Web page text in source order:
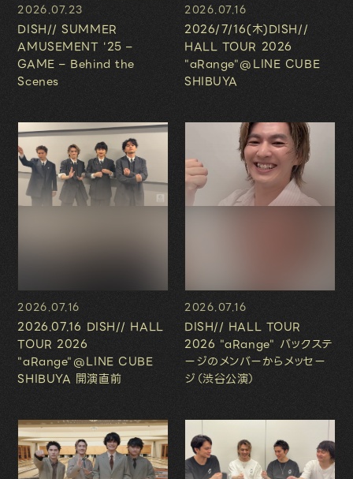
2026.07.23
DISH// SUMMER
AMUSEMENT '25 –
GAME – Behind the
Scenes
2026.07.16
2026/7/16(木)DISH//
HALL TOUR 2026
"aRange"@LINE CUBE
SHIBUYA
2026.07.16
2026.07.16 DISH// HALL
TOUR 2026
"aRange"@LINE CUBE
SHIBUYA 開演直前
2026.07.16
DISH// HALL TOUR
2026 "aRange" バックステ
ージのメンバーからメッセー
ジ（渋谷公演）